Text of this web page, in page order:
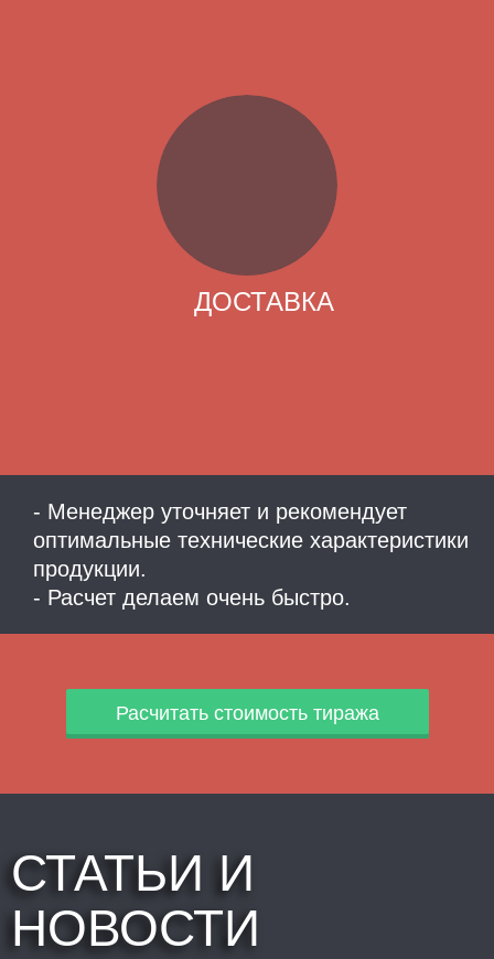
ДОСТАВКА
- Менеджер уточняет и рекомендует
оптимальные технические характеристики
продукции.
- Расчет делаем очень быстро.
Расчитать стоимость тиража
СТАТЬИ И
НОВОСТИ